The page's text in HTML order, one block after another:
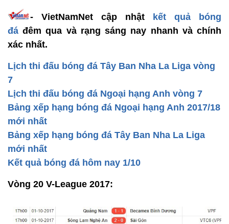
- VietNamNet cập nhật
kết quả bóng
đá đêm qua và rạng sáng nay nhanh và chính
xác nhất.
Lịch thi đấu bóng đá Tây Ban Nha La Liga vòng
7
Lịch thi đấu bóng đá Ngoại hạng Anh vòng 7
Bảng xếp hạng bóng đá Ngoại hạng Anh 2017/18
mới nhất
Bảng xếp hạng bóng đá Tây Ban Nha La Liga
mới nhất
Kết quả bóng đá hôm nay 1/10
Vòng 20 V-League 2017: